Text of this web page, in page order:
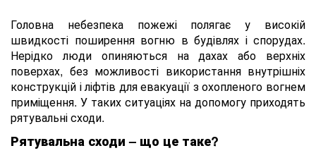
Головна небезпека пожежі полягає у високій
швидкості поширення вогню в будівлях і спорудах.
Нерідко люди опиняються на дахах або верхніх
поверхах, без можливості використання внутрішніх
конструкцій і ліфтів для евакуації з охопленого вогнем
приміщення. У таких ситуаціях на допомогу приходять
рятувальні сходи.
Рятувальна сходи – що це таке?